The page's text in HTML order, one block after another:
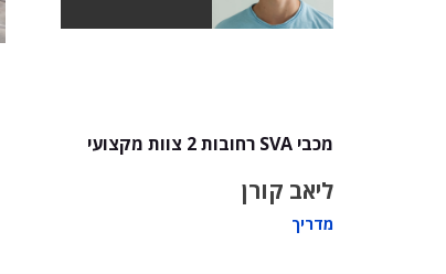
מכבי SVA רחובות 2 צוות מקצועי
ליאב קורן
מדריך